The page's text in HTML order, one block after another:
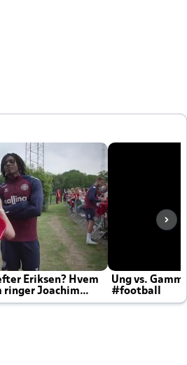
Eriksen? Hvem
ringer Joachim
Ung vs.
#football